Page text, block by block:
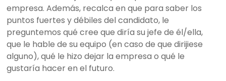
empresa. Además, recalca en que para saber los
puntos fuertes y débiles del candidato, le
preguntemos qué cree que diría su jefe de él/ella,
que le hable de su equipo (en caso de que dirijiese
alguno), qué le hizo dejar la empresa o qué le
gustaría hacer en el futuro.